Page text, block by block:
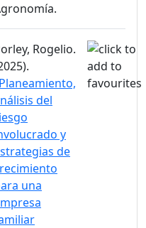
Rogelio.
Planeamiento,
del
y
de
una